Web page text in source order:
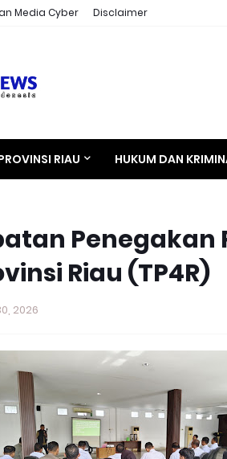
Media Cyber Disclaimer
RIAU HUKUM DAN
Penegakan
Riau (TP4R)
2026